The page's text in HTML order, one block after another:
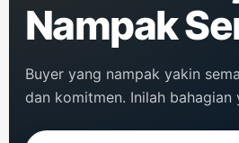
Nampak
Buyer yang nampak yakin
dan komitmen. Inilah